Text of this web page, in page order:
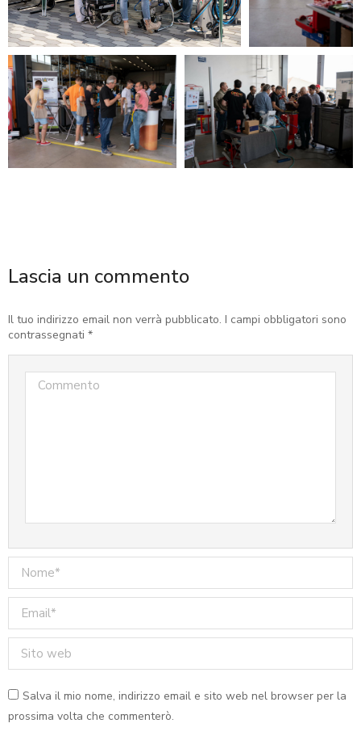
Lascia un commento
Il tuo indirizzo email non verrà pubblicato. I campi obbligatori sono
contrassegnati *
Commento
Nome *
Email *
Sito web
Salva il mio nome, indirizzo email e sito web nel browser per la
prossima volta che commenterò.
Il fissativo: che cos’è e quando
usarlo